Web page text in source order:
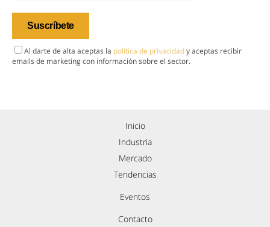
Al darte de alta aceptas la política de privacidady aceptas recibir
emails de marketing con información sobre el sector.
Inicio
Industria
Mercado
Tendencias
Eventos
Contacto